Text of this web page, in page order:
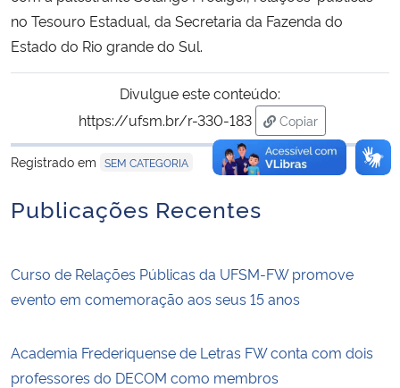
no Tesouro Estadual, da Secretaria da Fazenda do
Estado do Rio grande do Sul.
Divulgue este conteúdo:
https://ufsm.br/r-330-183
Copiar
para área de
Registrado em SEM CATEGORIA
Publicações Recentes
Curso de Relações Públicas da UFSM-FW promove
evento em comemoração aos seus 15 anos
Academia Frederiquense de Letras FW conta com dois
professores do DECOM como membros